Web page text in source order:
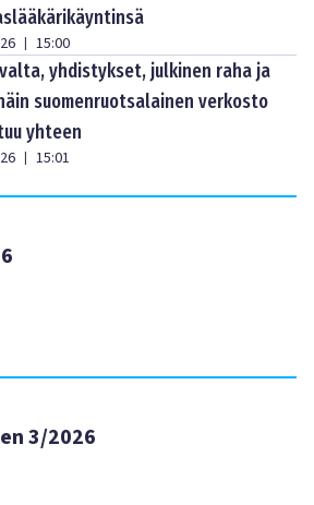
| 15:00
yhdistykset, julkinen raha ja
suomenruotsalainen verkosto
yhteen
| 15:01
3/2026